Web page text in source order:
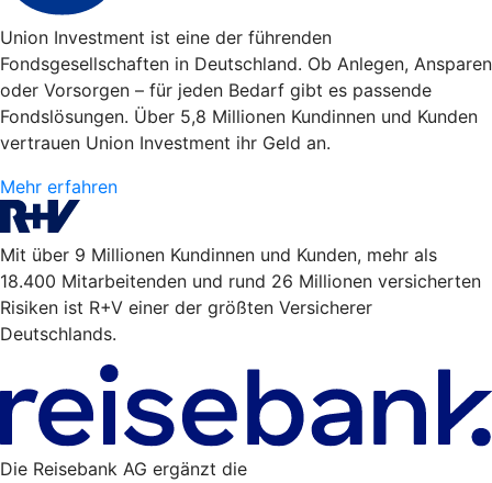
Union Investment ist eine der führenden
Fondsgesellschaften in Deutschland. Ob Anlegen, Ansparen
oder Vorsorgen – für jeden Bedarf gibt es passende
Fondslösungen. Über 5,8 Millionen Kundinnen und Kunden
vertrauen Union Investment ihr Geld an.
Mehr erfahren
Mit über 9 Millionen Kundinnen und Kunden, mehr als
18.400 Mitarbeitenden und rund 26 Millionen versicherten
Risiken ist R+V einer der größten Versicherer
Deutschlands.
Die Reisebank AG ergänzt die